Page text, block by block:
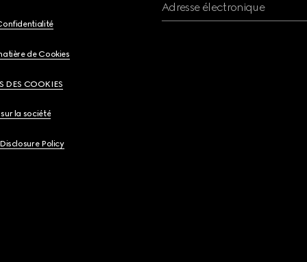
de Cookies
DES COOKIES
la société
Policy
Adresse électronique